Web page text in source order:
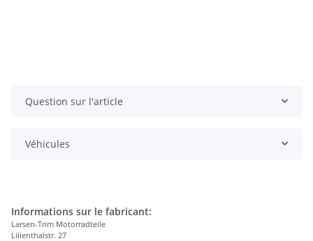
Question sur l'article
Véhicules
Informations sur le fabricant:
Larsen-Trim Motorradteile
Lilienthalstr. 27